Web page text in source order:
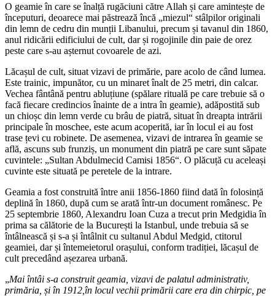
O geamie în care se înalță rugăciuni către Allah și care amintește de
începuturi, deoarece mai păstrează încă „miezul“ stâlpilor originali
din lemn de cedru din munții Libanului, precum și tavanul din 1860,
anul ridicării edificiului de cult, dar și rogojinile din paie de orez
peste care s-au așternut covoarele de azi.
Lăcașul de cult, situat vizavi de primărie, pare acolo de când lumea.
Este trainic, impunător, cu un minaret înalt de 25 metri, din calcar.
Vechea fântână pentru abluțiune (spălare rituală pe care trebuie să o
facă fiecare credincios înainte de a intra în geamie), adăpostită sub
un chioșc din lemn verde cu brâu de piatră, situat în dreapta intrării
principale în moschee, este acum acoperită, iar în locul ei au fost
trase țevi cu robinete. De asemenea, vizavi de intrarea în geamie se
află, ascuns sub frunziș, un monument din piatră pe care sunt săpate
cuvintele: „Sultan Abdulmecid Camisi 1856“. O plăcuță cu aceleași
cuvinte este situată pe peretele de la intrare.
Geamia a fost construită între anii 1856-1860 fiind dată în folosință
deplină în 1860, după cum se arată într-un document românesc. Pe
25 septembrie 1860, Alexandru Ioan Cuza a trecut prin Medgidia în
prima sa călătorie de la București la Istanbul, unde trebuia să se
întâlnească și s-a și întâlnit cu sultanul Abdul Medgid, ctitorul
geamiei, dar și întemeietorul orașului, conform tradiției, lăcașul de
cult precedând așezarea urbană.
„Mai întâi s-a construit geamia, vizavi de palatul administrativ,
primăria, și în 1912,în locul vechii primării care era din chirpic, pe